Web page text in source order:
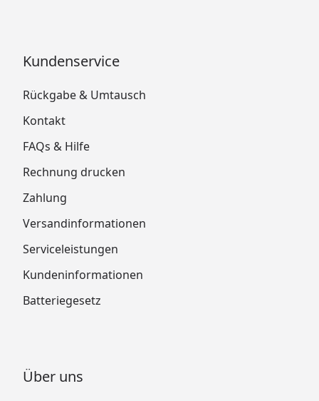
Kundenservice
Rückgabe & Umtausch
Kontakt
FAQs & Hilfe
Rechnung drucken
Zahlung
Versandinformationen
Serviceleistungen
Kundeninformationen
Batteriegesetz
Über uns